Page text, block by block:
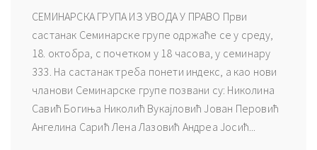
СЕМИНАРСКА ГРУПА ИЗ УВОДА У ПРАВО Први
састанак Семинарске групе одржаће се у среду,
18. октобра, с почетком у 18 часова, у семинару
333. На састанак треба понети индекс, а као нови
чланови Семинарске групе позвани су: Николина
Савић Богиња Николић Вукајловић Јован Перовић
Ангелина Сарић Лена Лазовић Андреа Јосић...